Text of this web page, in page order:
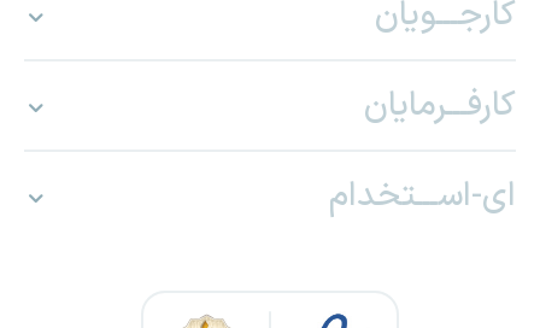
کارجـــویان
کارفـــرمایان
ای-اســـتخدام